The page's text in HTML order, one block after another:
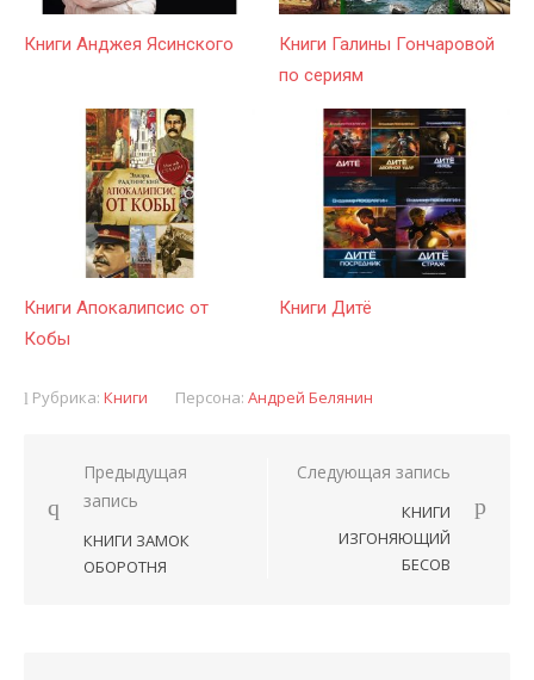
Книги Анджея Ясинского
Книги Галины Гончаровой
по сериям
Книги Апокалипсис от
Кобы
Книги Дитё
Рубрика: Книги Персона: Андрей Белянин
Навигация
записям
Предыдущая
запись
КНИГИ ЗАМОК
ОБОРОТНЯ
Следующая запись
КНИГИ
ИЗГОНЯЮЩИЙ
БЕСОВ